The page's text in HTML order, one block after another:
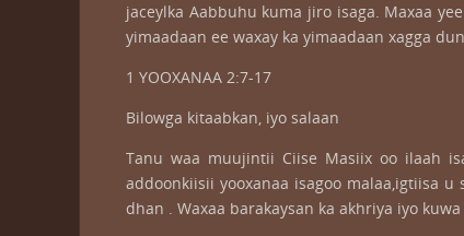
jaceylka Aabbuhu kuma jiro isaga. Maxaa
yimaadaan ee waxay ka yimaadaan xagga
1 YOOXANAA 2:7-17
Bilowga kitaabkan, iyo salaan
Tanu waa muujintii Ciise Masiix oo ilaah
addoonkiisii yooxanaa isagoo malaa,igtiisa
dhan . Waxaa barakaysan ka akhriya iyo